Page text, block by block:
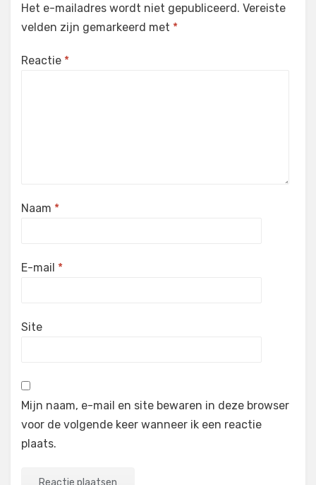
Het e-mailadres wordt niet gepubliceerd. Vereiste
velden zijn gemarkeerd met *
Reactie *
Naam *
E-mail *
Site
Mijn naam, e-mail en site bewaren in deze browser
voor de volgende keer wanneer ik een reactie
plaats.